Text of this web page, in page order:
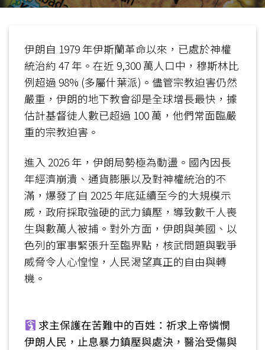
伊朗自 1979 年伊斯蘭革命以來，已處於神權
統治約 47 年。在近 9,300 萬人口中，穆斯林比
例超過 98% (多屬什葉派)。儘管宗教迫害仍然
嚴重，伊朗的地下教會卻是全球增長最快，據
估計基督徒人數已超過 100 萬，他們常面臨嚴
重的宗教迫害。
進入 2026 年，伊朗局勢極為動盪。國內因長
年經濟崩潰、通貨膨脹以及對神權統治的不
滿，爆發了自 2025 年底延續至今的大規模示
威，政府採取強硬的武力鎮壓，導致數千人喪
生與數萬人被捕。對外方面，伊朗與美國、以
色列的軍事緊張升至臨界點，核武問題與戰爭
威脅令人心惶惶，人民渴望真正的自由與轉
機。
求主保護在苦難中的百姓：祈求上帝憐憫
伊朗人民，止息暴力鎮壓與處決，醫治受傷與